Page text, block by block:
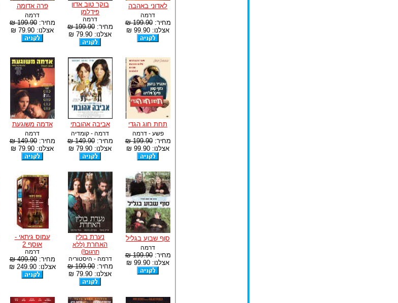
לאדוני באהבה
דרמה
מחיר:199.90 ₪
אצלנו: 99.90 ₪
בוקר טוב אדון
פידלמן
דרמה
מחיר:199.90 ₪
אצלנו: 79.90 ₪
פרה אדומה
דרמה
מחיר:199.90 ₪
אצלנו: 79.90 ₪
תחת חוג הגדי
פשע - דרמה
מחיר:199.90 ₪
אצלנו: 99.90 ₪
אביבה אהובתי
דרמה - קומדיה
מחיר:149.90 ₪
אצלנו: 79.90 ₪
אדמה משוגעת
דרמה
מחיר:149.90 ₪
אצלנו: 79.90 ₪
סוף שבוע בגליל
דרמה
מחיר:199.90 ₪
אצלנו: 99.90 ₪
נערת בולין
האחרת (ללא
תרגום!)
דרמה - היסטוריה
מחיר:199.90 ₪
אצלנו: 79.90 ₪
עמוס גיתאי -
אוסף 2
דרמה
מחיר:499.90 ₪
אצלנו: 249.90 ₪